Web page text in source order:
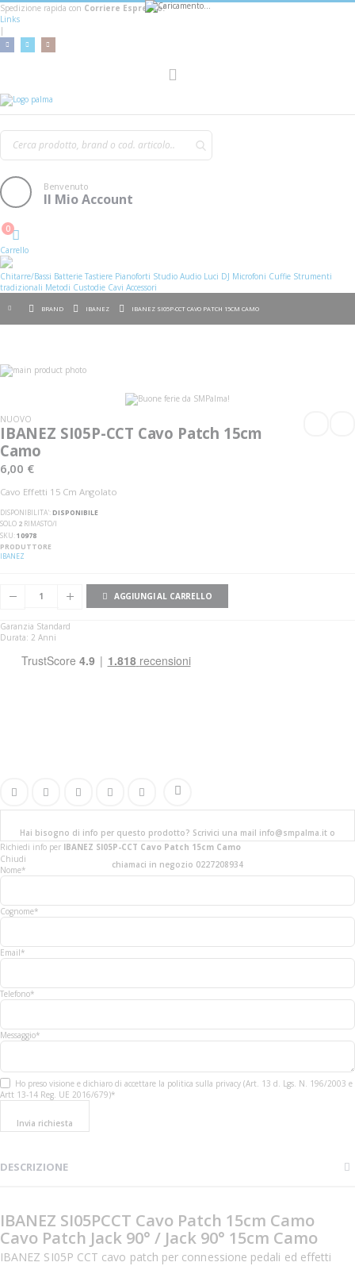
Spedizione rapida con Corriere Espresso!
Links
|
Benvenuto
Il Mio Account
Cart
0
Carrello
Chitarre/Bassi Batterie Tastiere Pianoforti Studio Audio Luci DJ Microfoni Cuffie Strumenti
tradizionali Metodi Custodie Cavi Accessori
BRAND IBANEZ IBANEZ SI05P-CCT CAVO PATCH 15CM CAMO
Vai
alla
galleria
di
immagini
galleria
di
immagini
NUOVO
IBANEZ SI05P-CCT Cavo Patch 15cm
Camo
6,00 €
Cavo Effetti 15 Cm Angolato
DISPONIBILITA':DISPONIBILE
SOLO 2 RIMASTO/I
SKU 10978
PRODUTTORE
IBANEZ
AGGIUNGI AL CARRELLO
Garanzia Standard
Durata: 2 Anni
Hai bisogno di info per questo prodotto? Scrivici una mail info@smpalma.it o
chiamaci in negozio 0227208934
Richiedi info per IBANEZ SI05P-CCT Cavo Patch 15cm Camo
Chiudi
Nome*
Cognome*
Email*
Telefono*
Messaggio*
Ho preso visione e dichiaro di accettare la politica sulla privacy (Art. 13 d. Lgs. N. 196/2003 e
Artt 13-14 Reg. UE 2016/679)*
Invia richiesta
DESCRIZIONE
IBANEZ SI05PCCT Cavo Patch 15cm Camo
Cavo Patch Jack 90° / Jack 90° 15cm Camo
IBANEZ SI05P CCT cavo patch per connessione pedali ed effetti